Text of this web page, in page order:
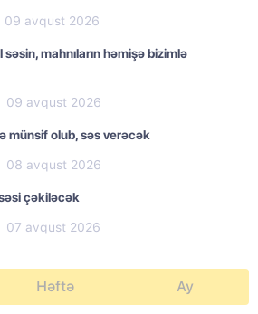
09 avqust 2026
mahnıların həmişə bizimlə
09 avqust 2026
münsif olub, səs verəcək
08 avqust 2026
çəkiləcək
07 avqust 2026
Həftə Ay